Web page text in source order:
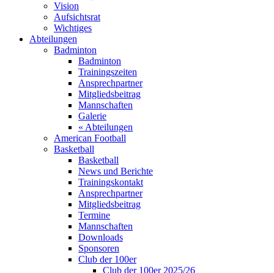
Vision
Aufsichtsrat
Wichtiges
Abteilungen
Badminton
Badminton
Trainingszeiten
Ansprechpartner
Mitgliedsbeitrag
Mannschaften
Galerie
« Abteilungen
American Football
Basketball
Basketball
News und Berichte
Trainingskontakt
Ansprechpartner
Mitgliedsbeitrag
Termine
Mannschaften
Downloads
Sponsoren
Club der 100er
Club der 100er 2025/26